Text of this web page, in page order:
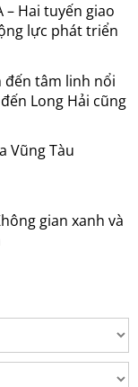
– Hai tuyến giao
lực phát triển
đến tâm linh nổi
Long Hải cũng
Vũng Tàu
gian xanh và